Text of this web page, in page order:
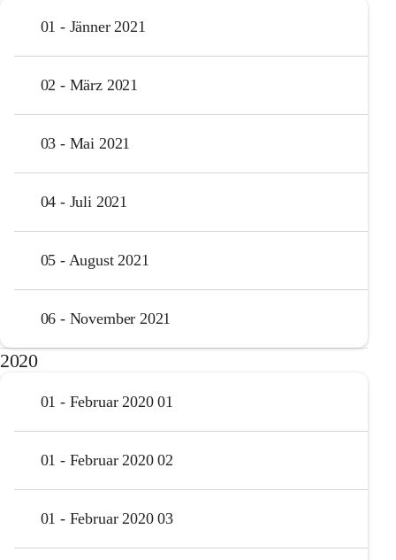
01 - Jänner 2021
02 - März 2021
03 - Mai 2021
04 - Juli 2021
05 - August 2021
06 - November 2021
2020
01 - Februar 2020 01
01 - Februar 2020 02
01 - Februar 2020 03